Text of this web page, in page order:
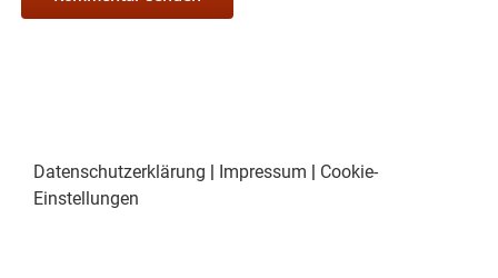
Datenschutzerklärung | Impressum | Cookie-
Einstellungen